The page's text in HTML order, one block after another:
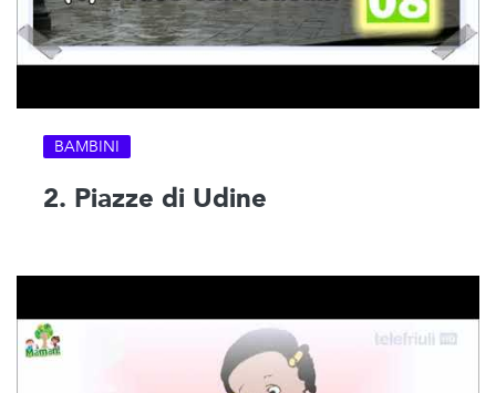
BAMBINI
2. Piazze di Udine